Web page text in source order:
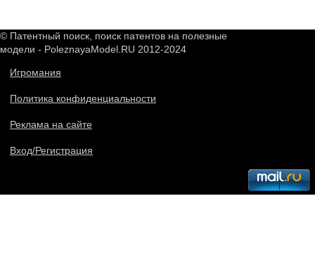
© Патентный поиск, поиск патентов на полезные
модели - PoleznayaModel.RU 2012-2024
Игромания
Политика конфиденциальности
Реклама на сайте
Вход/Регистрация